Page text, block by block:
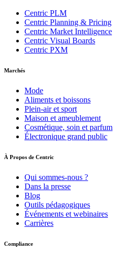
Centric PLM
Centric Planning & Pricing
Centric Market Intelligence
Centric Visual Boards
Centric PXM
Marchés
Mode
Aliments et boissons
Plein-air et sport
Maison et ameublement
Cosmétique, soin et parfum
Électronique grand public
À Propos de Centric
Qui sommes-nous ?
Dans la presse
Blog
Outils pédagogiques
Événements et webinaires
Carrières
Compliance